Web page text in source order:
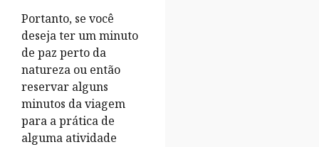
Portanto, se você
deseja ter um minuto
de paz perto da
natureza ou então
reservar alguns
minutos da viagem
para a prática de
alguma atividade